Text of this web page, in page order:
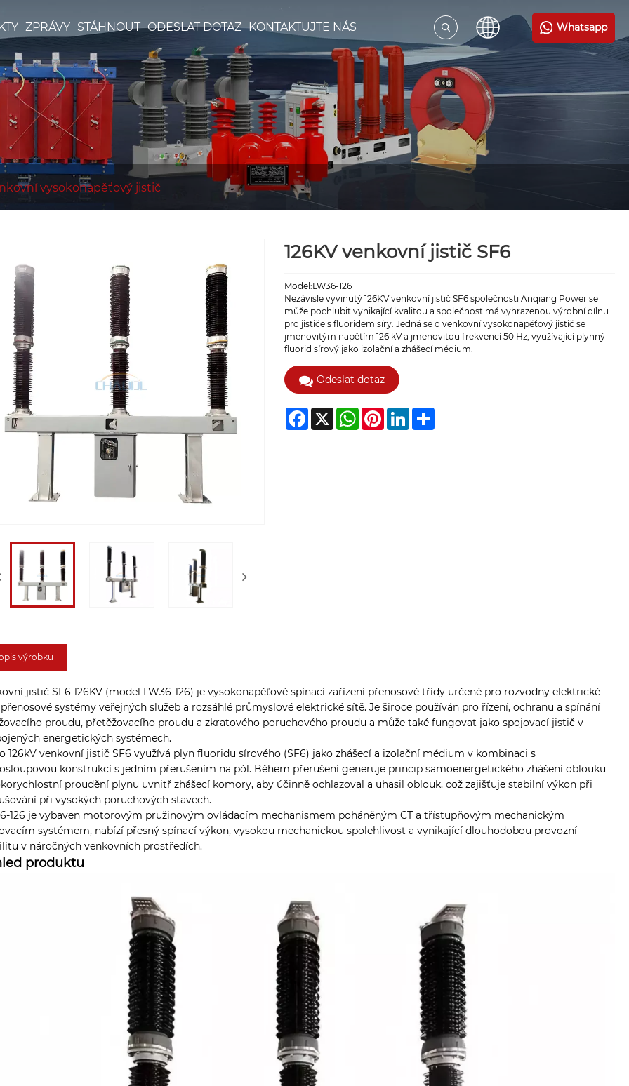
ZPRÁVY STÁHNOUT ODESLAT DOTAZ KONTAKTUJTE NÁS Whatsapp
vysokonapěťový jistič
126KV venkovní jistič SF6
Model:LW36-126
Nezávisle vyvinutý 126KV venkovní jistič SF6 společnosti Anqiang Power se
může pochlubit vynikající kvalitou a společnost má vyhrazenou výrobní dílnu
pro jističe s fluoridem síry. Jedná se o venkovní vysokonapěťový jistič se
jmenovitým napětím 126 kV a jmenovitou frekvencí 50 Hz, využívající plynný
fluorid sírový jako izolační a zhášecí médium.
Odeslat dotaz
Facebook
X WhatsAppPinterestLinkedInShare
výrobku
jistič SF6 126KV (model LW36-126) je vysokonapěťové spínací zařízení přenosové třídy určené pro rozvodny elektrické
systémy veřejných služeb a rozsáhlé průmyslové elektrické sítě. Je široce používán pro řízení, ochranu a spínání
proudu, přetěžovacího proudu a zkratového poruchového proudu a může také fungovat jako spojovací jistič v
energetických systémech.
126kV venkovní jistič SF6 využívá plyn fluoridu sírového (SF6) jako zhášecí a izolační médium v ​​kombinaci s
konstrukcí s jedním přerušením na pól. Během přerušení generuje princip samoenergetického zhášení oblouku
proudění plynu uvnitř zhášecí komory, aby účinně ochlazoval a uhasil oblouk, což zajišťuje stabilní výkon při
při vysokých poruchových stavech.
126 je vybaven motorovým pružinovým ovládacím mechanismem poháněným CT a třístupňovým mechanickým
systémem, nabízí přesný spínací výkon, vysokou mechanickou spolehlivost a vynikající dlouhodobou provozní
v náročných venkovních prostředích.
produktu